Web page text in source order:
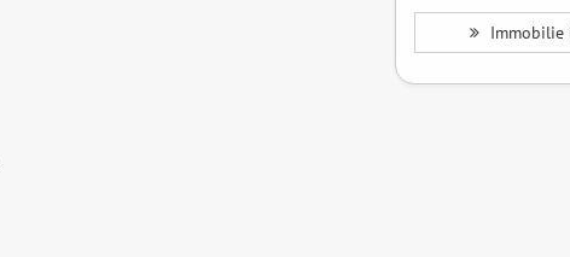
Immobilie